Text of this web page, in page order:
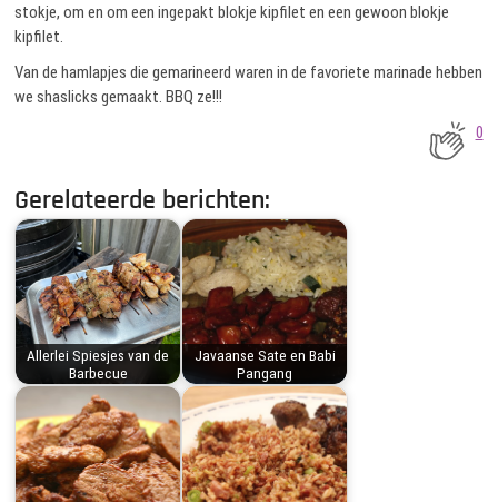
stokje, om en om een ingepakt blokje kipfilet en een gewoon blokje
kipfilet.
Van de hamlapjes die gemarineerd waren in de favoriete marinade hebben
we shaslicks gemaakt. BBQ ze!!!
0
Gerelateerde berichten:
Allerlei Spiesjes van de
Barbecue
Javaanse Sate en Babi
Pangang